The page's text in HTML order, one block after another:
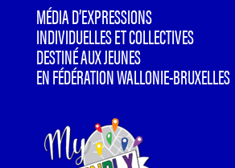
MÉDIA D’EXPRESSIONS
INDIVIDUELLES ET COLLECTIVES
DESTINÉ AUX JEUNES
EN FÉDÉRATION WALLONIE-BRUXELLES